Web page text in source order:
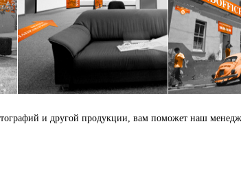
и другой продукции, вам поможет наш